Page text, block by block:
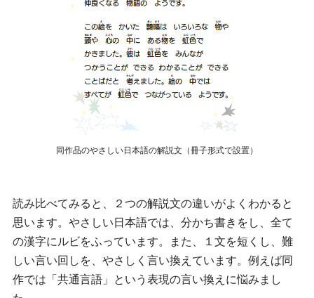
同作品のやさしい日本語の解説文（冊子形式で設置）
読み比べてみると、２つの解説文の違いがよくわかると
思います。やさしい日本語では、分かち書きをし、全て
の漢字にルビをふっています。また、１文を短くし、難
しい言い回しを、やさしく言い換えています。例えば同
作では「共通言語」という表現の言い換えに悩みまし